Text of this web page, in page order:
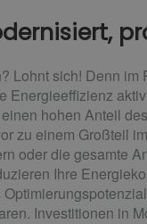
Lohnt sich! Denn
Energie­effizienz
hohen Anteil
zu einem Großteil
oder die gesamte
Ihre
Investitionen in